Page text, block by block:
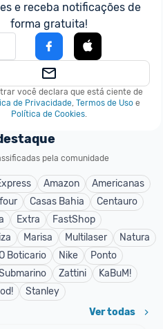
e receba notificações de
forma gratuita!
você declara que está ciente de
de Privacidade, Termos de Uso e
Política de Cookies.
pela comunidade
Amazon
Americanas
Casas Bahia
Centauro
Extra
FastShop
Marisa Multilaser
Natura
Boticario Nike
Ponto
Zattini
KaBuM!
Stanley
Ver todas